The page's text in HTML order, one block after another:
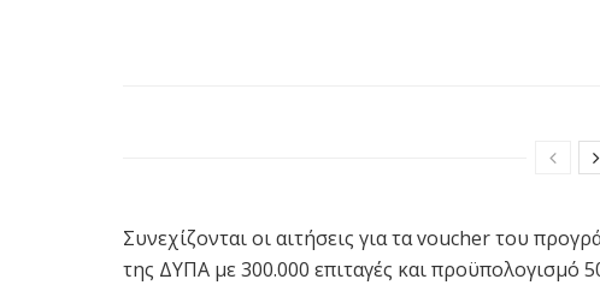
Συνεχίζονται οι αιτήσεις για τα voucher του
της ΔΥΠΑ με 300.000 επιταγές και